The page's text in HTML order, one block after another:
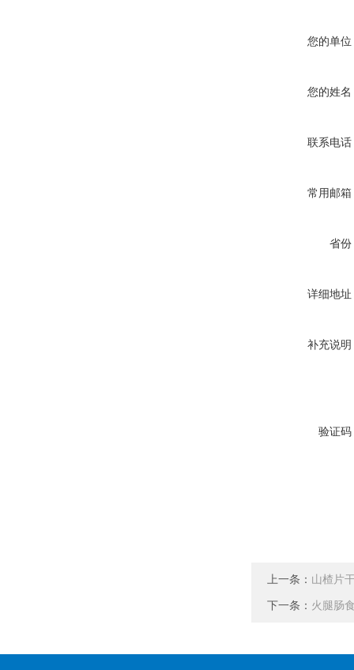
您的单位
您的姓名
联系电话
常用邮箱
省份
详细地址
补充说明
验证码
上一条： 山楂片
下一条： 火腿肠